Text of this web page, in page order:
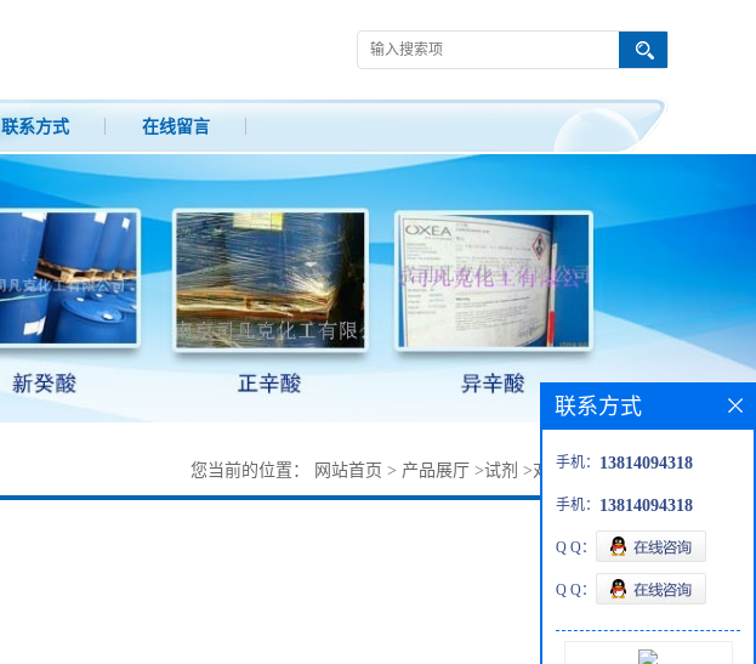
联系方式 在线留言
您当前的位置： 网站首页 > 产品展厅 >试剂 >对羟基苯甲酸乙酯
联系方式
手机： 13814094318
手机： 13814094318
Q Q：
Q Q：